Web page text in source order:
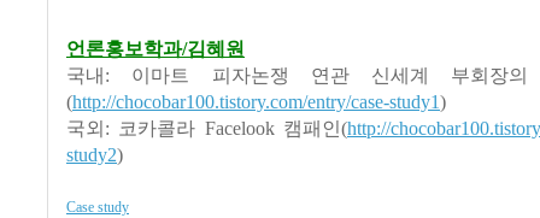
언론홍보학과/김혜원
국내: 이마트 피자논쟁 연관 신세계 부회장
(http://chocobar100.tistory.com/entry/case-study1)
국외: 코카콜라 Facelook 캠패인(http://
study2)
Case study